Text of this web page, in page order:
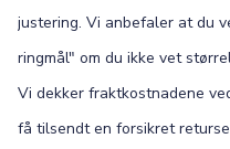
justering. Vi anbefaler at du
ringmål" om du ikke vet
Vi dekker fraktkostnadene
få tilsendt en forsikret